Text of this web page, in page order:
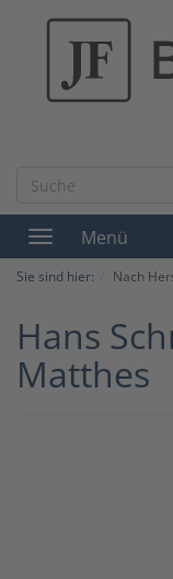
Toggle
navigation
Menü
Sie sind hier: Nach
Hans
Matthes